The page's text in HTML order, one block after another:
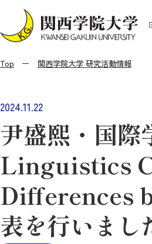
Top 関西学院大学 研究活動情報
2024.11.22
尹盛熙・国
Linguistics
Differences
表を行いまし